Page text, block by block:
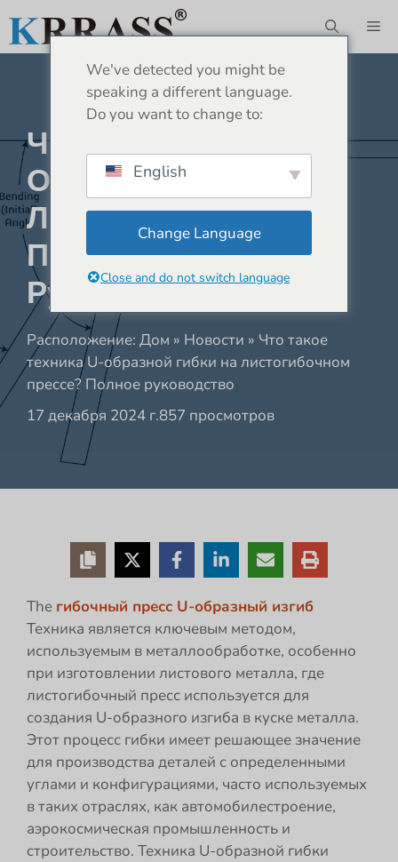
содержимому
Что Такое Техника U-
Образной Гибки На
Листогибочном
Прессе? Полное
Руководство
Расположение: Дом » Новости » Что такое
техника U-образной гибки на листогибочном
прессе? Полное руководство
17 декабря 2024 г.857 просмотров
The гибочный пресс U-образный изгиб
Техника является ключевым методом,
используемым в металлообработке, особенно
при изготовлении листового металла, где
листогибочный пресс используется для
создания U-образного изгиба в куске металла.
Этот процесс гибки имеет решающее значение
для производства деталей с определенными
углами и конфигурациями, часто используемых
в таких отраслях, как автомобилестроение,
аэрокосмическая промышленность и
строительство. Техника U-образной гибки
We've detected you might be
speaking a different language.
Do you want to change to:
English
Change Language
Close and do not switch language